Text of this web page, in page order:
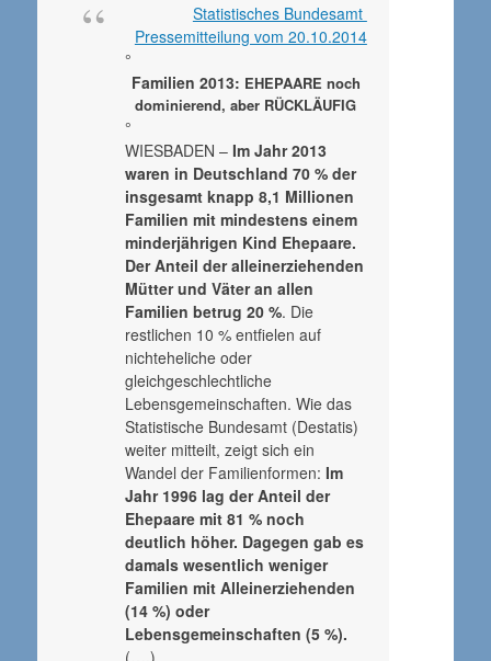
Statistisches Bundesamt
Pressemitteilung vom 20.10.2014
°
Familien 2013: EHEPAARE noch
dominierend, aber RÜCKLÄUFIG
°
WIESBADEN – Im Jahr 2013
waren in Deutschland 70 % der
insgesamt knapp 8,1 Millionen
Familien mit mindestens einem
minderjährigen Kind Ehepaare.
Der Anteil der alleinerziehenden
Mütter und Väter an allen
Familien betrug 20 %. Die
restlichen 10 % entfielen auf
nichteheliche oder
gleichgeschlechtliche
Lebensgemeinschaften. Wie das
Statistische Bundesamt (Destatis)
weiter mitteilt, zeigt sich ein
Wandel der Familienformen: Im
Jahr 1996 lag der Anteil der
Ehepaare mit 81 % noch
deutlich höher. Dagegen gab es
damals wesentlich weniger
Familien mit Alleinerziehenden
(14 %) oder
Lebensgemeinschaften (5 %).
(….)